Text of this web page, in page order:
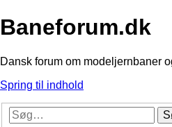
Baneforum.dk
Dansk forum om modeljernbaner
Spring til indhold